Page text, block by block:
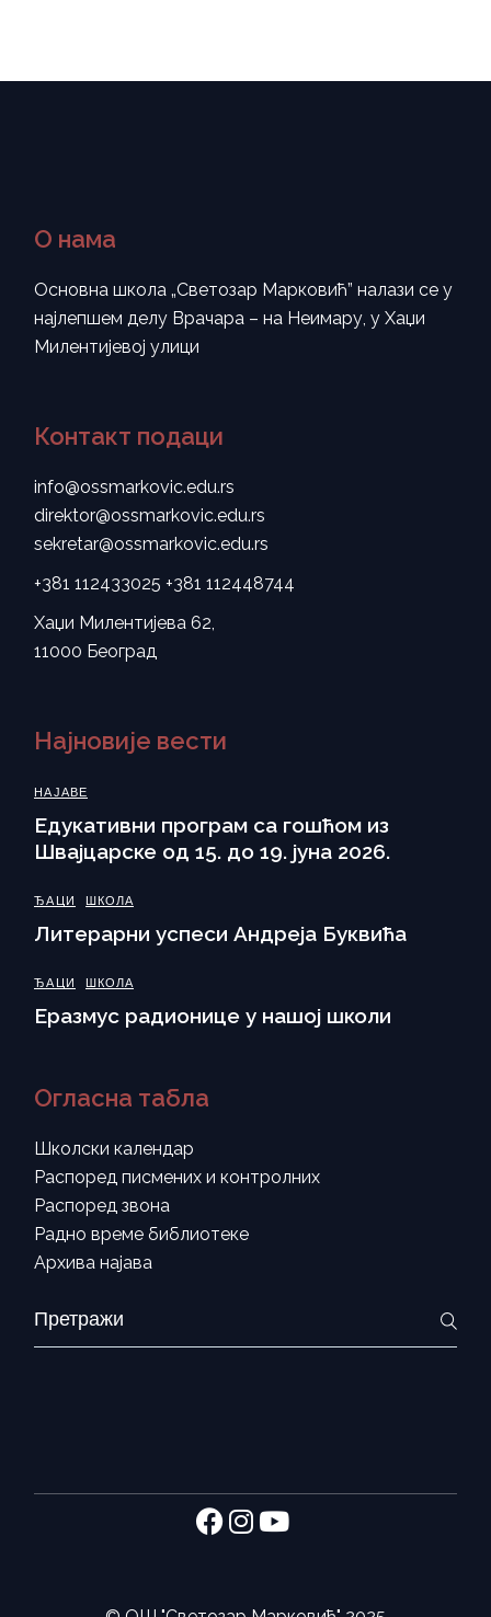
О нама
Основна школа „Светозар Марковић” налази се у
најлепшем делу Врачара – на Неимару, у Хаџи
Милентијевој улици
Контакт подаци
info@ossmarkovic.edu.rs
direktor@ossmarkovic.edu.rs
sekretar@ossmarkovic.edu.rs
+381 112433025 +381 112448744
Хаџи Милентијева 62,
11000 Београд
Најновије вести
НАЈАВЕ
Eдукативни програм са гошћом из
Швајцарске од 15. до 19. јуна 2026.
ЂАЦИ ШКОЛА
Литерарни успеси Андреја Буквића
ЂАЦИ ШКОЛА
Еразмус радионице у нашој школи
Огласна табла
Школски календар
Распоред писмених и контролних
Распоред звона
Радно време библиотеке
Архива најава
Search
for: